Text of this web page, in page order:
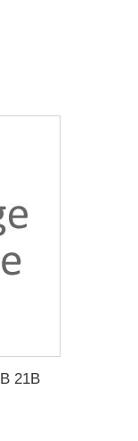
21B